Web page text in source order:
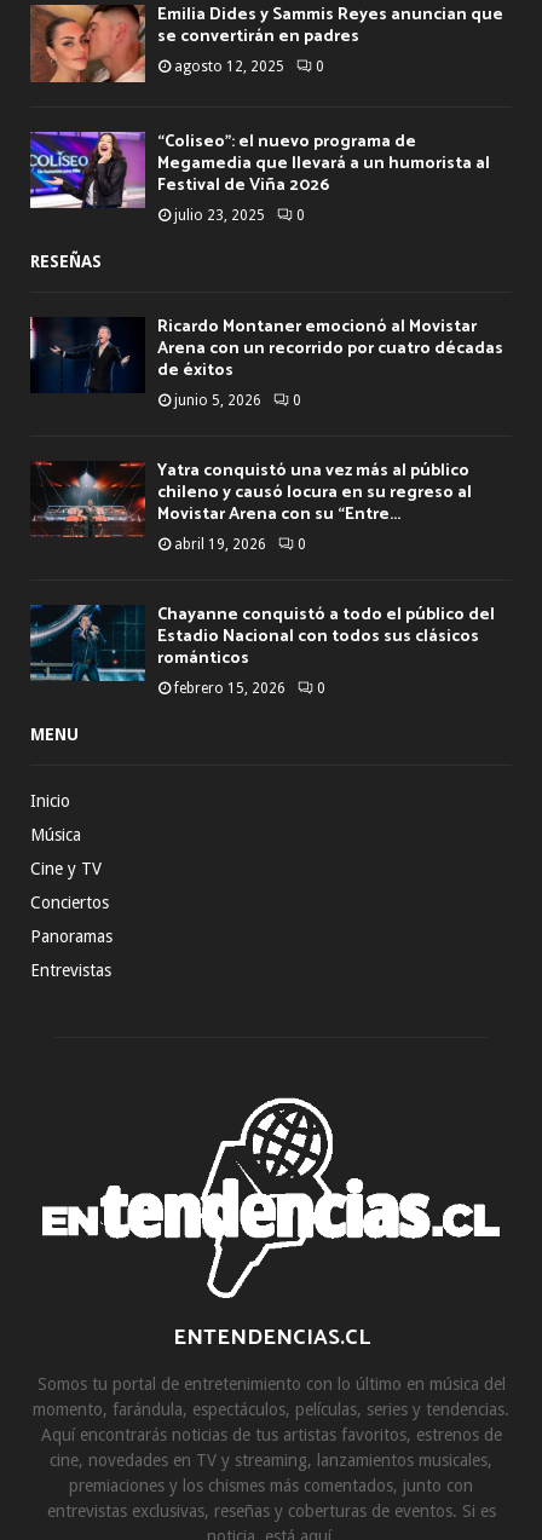
Emilia Dides y Sammis Reyes anuncian que
se convertirán en padres
agosto 12, 2025 0
“Coliseo”: el nuevo programa de
Megamedia que llevará a un humorista al
Festival de Viña 2026
julio 23, 2025 0
RESEÑAS
Ricardo Montaner emocionó al Movistar
Arena con un recorrido por cuatro décadas
de éxitos
junio 5, 2026 0
Yatra conquistó una vez más al público
chileno y causó locura en su regreso al
Movistar Arena con su “Entre...
abril 19, 2026 0
Chayanne conquistó a todo el público del
Estadio Nacional con todos sus clásicos
románticos
febrero 15, 2026 0
MENU
Inicio
Música
Cine y TV
Conciertos
Panoramas
Entrevistas
ENTENDENCIAS.CL
Somos tu portal de entretenimiento con lo último en música del
momento, farándula, espectáculos, películas, series y tendencias.
Aquí encontrarás noticias de tus artistas favoritos, estrenos de
cine, novedades en TV y streaming, lanzamientos musicales,
premiaciones y los chismes más comentados, junto con
entrevistas exclusivas, reseñas y coberturas de eventos. Si es
noticia, está aquí.